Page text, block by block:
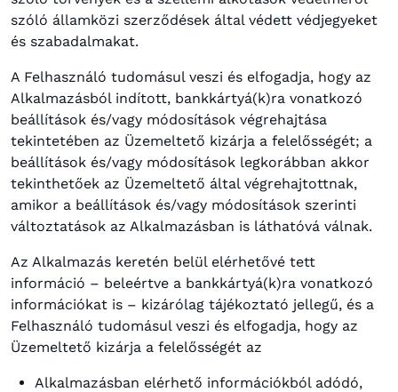
szóló államközi szerződések által védett védjegyeket
és szabadalmakat.
A Felhasználó tudomásul veszi és elfogadja, hogy az
Alkalmazásból indított, bankkártyá(k)ra vonatkozó
beállítások és/vagy módosítások végrehajtása
tekintetében az Üzemeltető kizárja a felelősségét; a
beállítások és/vagy módosítások legkorábban akkor
tekinthetőek az Üzemeltető által végrehajtottnak,
amikor a beállítások és/vagy módosítások szerinti
változtatások az Alkalmazásban is láthatóvá válnak.
Az Alkalmazás keretén belül elérhetővé tett
információ – beleértve a bankkártyá(k)ra vonatkozó
információkat is – kizárólag tájékoztató jellegű, és a
Felhasználó tudomásul veszi és elfogadja, hogy az
Üzemeltető kizárja a felelősségét az
Alkalmazásban elérhető információkból adódó,